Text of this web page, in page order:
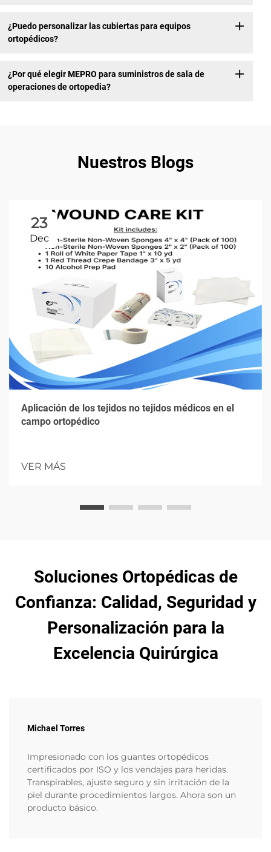
¿Puedo personalizar las cubiertas para equipos
ortopédicos?
¿Por qué elegir MEPRO para suministros de sala de
operaciones de ortopedia?
Nuestros Blogs
23
Dec
Aplicación de los tejidos no tejidos médicos en el
campo ortopédico
VER MÁS
Soluciones Ortopédicas de
Confianza: Calidad, Seguridad y
Personalización para la
Excelencia Quirúrgica
Michael Torres
Impresionado con los guantes ortopédicos
certificados por ISO y los vendajes para heridas.
Transpirables, ajuste seguro y sin irritación de la
piel durante procedimientos largos. Ahora son un
producto básico.